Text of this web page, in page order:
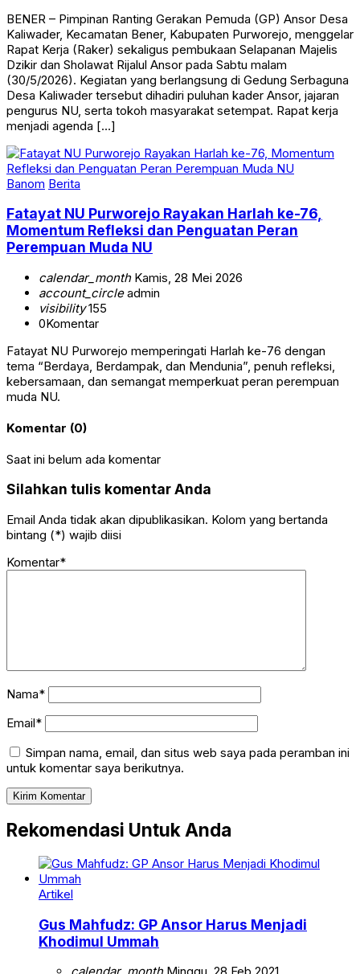
BENER – Pimpinan Ranting Gerakan Pemuda (GP) Ansor Desa
Kaliwader, Kecamatan Bener, Kabupaten Purworejo, menggelar
Rapat Kerja (Raker) sekaligus pembukaan Selapanan Majelis
Dzikir dan Sholawat Rijalul Ansor pada Sabtu malam
(30/5/2026). Kegiatan yang berlangsung di Gedung Serbaguna
Desa Kaliwader tersebut dihadiri puluhan kader Ansor, jajaran
pengurus NU, serta tokoh masyarakat setempat. Rapat kerja
menjadi agenda […]
Banom Berita
Fatayat NU Purworejo Rayakan Harlah ke-76,
Momentum Refleksi dan Penguatan Peran
Perempuan Muda NU
calendar_monthKamis, 28 Mei 2026
account_circleadmin
visibility155
0Komentar
Fatayat NU Purworejo memperingati Harlah ke-76 dengan
tema “Berdaya, Berdampak, dan Mendunia”, penuh refleksi,
kebersamaan, dan semangat memperkuat peran perempuan
muda NU.
Komentar (0)
Saat ini belum ada komentar
Silahkan tulis komentar Anda
Email Anda tidak akan dipublikasikan. Kolom yang bertanda
bintang (*) wajib diisi
Komentar*
Nama*
Email*
Simpan nama, email, dan situs web saya pada peramban ini
untuk komentar saya berikutnya.
Rekomendasi Untuk Anda
Artikel
Gus Mahfudz: GP Ansor Harus Menjadi
Khodimul Ummah